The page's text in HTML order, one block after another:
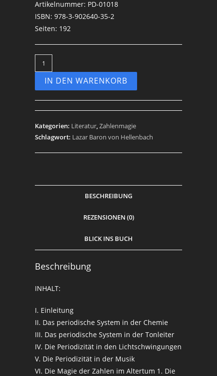
Artikelnummer: PD-01018
ISBN: 978-3-902640-35-2
Seiten: 192
IN DEN WARENKORB
Kategorien: Literatur,Zahlenmagie
Schlagwort: Lazar Baron von Hellenbach
BESCHREIBUNG
REZENSIONEN (0)
BLICK INS BUCH
Beschreibung
INHALT:
I. Einleitung
II. Das periodische System in der Chemie
III. Das periodische System in der Tonleiter
IV. Die Periodizität in den Lichtschwingungen
V. Die Periodizität in der Musik
VI. Die Magie der Zahlen im Altertum 1. Die